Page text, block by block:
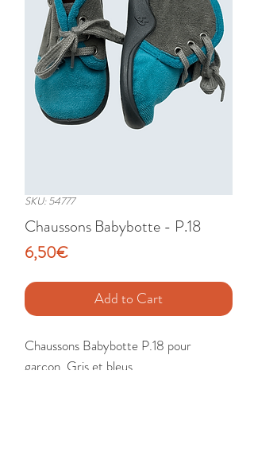
SKU: 54777
Chaussons Babybotte - P.18
6,50€Price
Add to Cart
Chaussons Babybotte P.18 pour
garçon. Gris et bleus.